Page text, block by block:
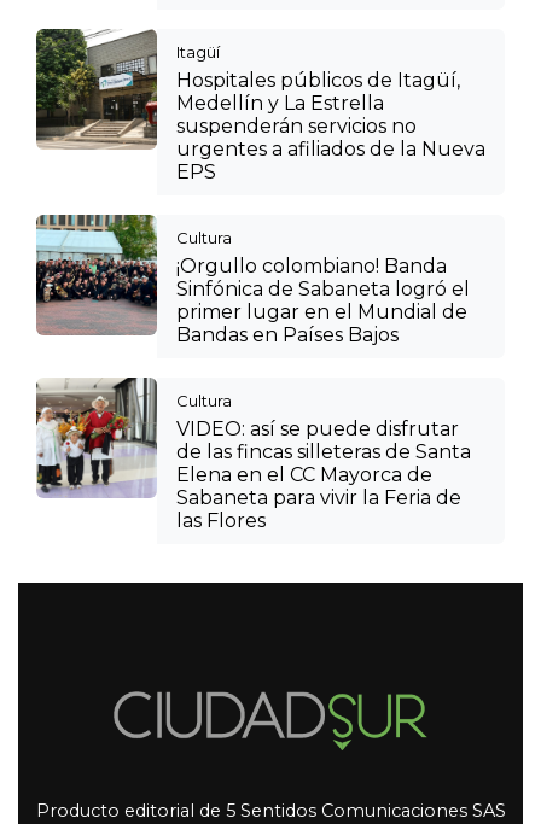
Itagüí
Hospitales públicos de Itagüí,
Medellín y La Estrella
suspenderán servicios no
urgentes a afiliados de la Nueva
EPS
Cultura
¡Orgullo colombiano! Banda
Sinfónica de Sabaneta logró el
primer lugar en el Mundial de
Bandas en Países Bajos
Cultura
VIDEO: así se puede disfrutar
de las fincas silleteras de Santa
Elena en el CC Mayorca de
Sabaneta para vivir la Feria de
las Flores
Producto editorial de 5 Sentidos Comunicaciones SAS